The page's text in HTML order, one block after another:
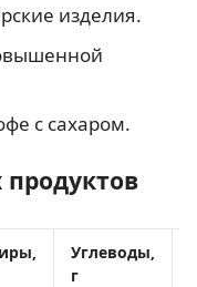
изделия.
с сахаром.
Углеводы,
г